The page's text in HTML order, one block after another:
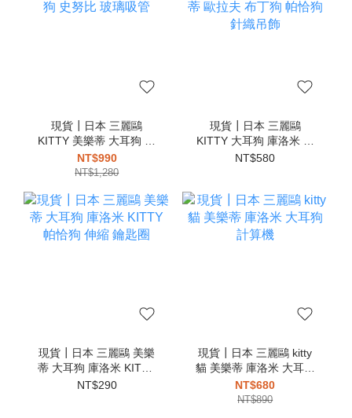
現貨┃日本 三麗鷗
KITTY 美樂蒂 大耳狗 布
丁狗 史努比 玻璃吸管
NT$990
NT$1,280
現貨┃日本 三麗鷗
KITTY 大耳狗 庫洛米 美
樂蒂 歐拉夫 布丁狗 帕恰
NT$580
現貨┃日本 三麗鷗 美樂
蒂 大耳狗 庫洛米 KITTY
帕恰狗 伸縮 鑰匙圈
NT$290
現貨┃日本 三麗鷗 kitty
貓 美樂蒂 庫洛米 大耳狗
計算機
NT$680
NT$890